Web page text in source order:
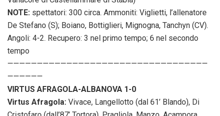
NOTE: spettatori: 300 circa. Ammoniti: Viglietti, l’allenatore
De Stefano (S); Boiano, Bottiglieri, Mignogna, Tanchyn (CV).
Angoli: 4-2. Recupero: 3 nel primo tempo; 6 nel secondo
tempo
——————————————————————————————————
——————
VIRTUS AFRAGOLA-ALBANOVA 1-0
Virtus Afragola: Vivace, Langellotto (dal 61’ Blando), Di